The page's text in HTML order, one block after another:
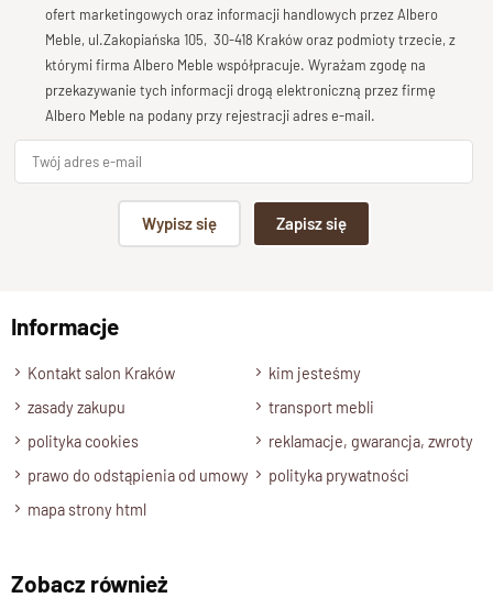
Bardzo dobry
Twoja opinia o produkcie
Podpis
Wyślij opinię
ofert marketingowych oraz informacji handlowych przez Albero
Meble, ul.Zakopiańska 105, 30-418 Kraków oraz podmioty trzecie, z
którymi firma Albero Meble współpracuje. Wyrażam zgodę na
przekazywanie tych informacji drogą elektroniczną przez firmę
Albero Meble na podany przy rejestracji adres e-mail.
Wypisz się Zapisz się
Informacje
Kontakt salon Kraków
kim jesteśmy
zasady zakupu
transport mebli
polityka cookies
reklamacje, gwarancja, zwroty
prawo do odstąpienia od umowy
polityka prywatności
mapa strony html
Zobacz również